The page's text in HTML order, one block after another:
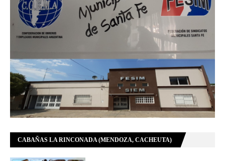
CABAÑAS LA RINCONADA (MENDOZA, CACHEUTA)